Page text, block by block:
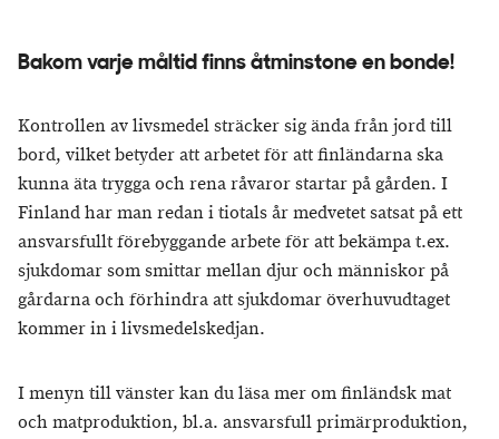
Bakom varje måltid finns åtminstone en bonde!
Kontrollen av livsmedel sträcker sig ända från jord till
bord, vilket betyder att arbetet för att finländarna ska
kunna äta trygga och rena råvaror startar på gården. I
Finland har man redan i tiotals år medvetet satsat på ett
ansvarsfullt förebyggande arbete för att bekämpa t.ex.
sjukdomar som smittar mellan djur och människor på
gårdarna och förhindra att sjukdomar överhuvudtaget
kommer in i livsmedelskedjan.
I menyn till vänster kan du läsa mer om finländsk mat
och matproduktion, bl.a. ansvarsfull primärproduktion,